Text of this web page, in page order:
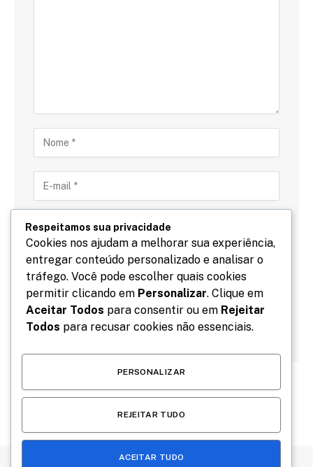
Salve meu nome, email e site neste navegador para
a próxima vez que eu comentar.
Respeitamos sua privacidade
Cookies nos ajudam a melhorar sua experiência,
entregar conteúdo personalizado e analisar o
tráfego. Você pode escolher quais cookies
permitir clicando em Personalizar. Clique em
Aceitar Todos para consentir ou em Rejeitar
Todos para recusar cookies não essenciais.
PERSONALIZAR
REJEITAR TUDO
ACEITAR TUDO